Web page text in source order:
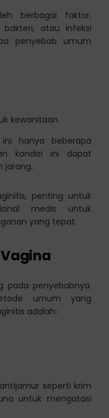
berbagai faktor,
atau infeksi
penyebab umum
kewanitaan
hanya beberapa
kondisi ini dapat
jarang.
penting untuk
medis untuk
yang tepat.
pada penyebabnya.
umum yang
adalah:
seperti krim
untuk mengatasi